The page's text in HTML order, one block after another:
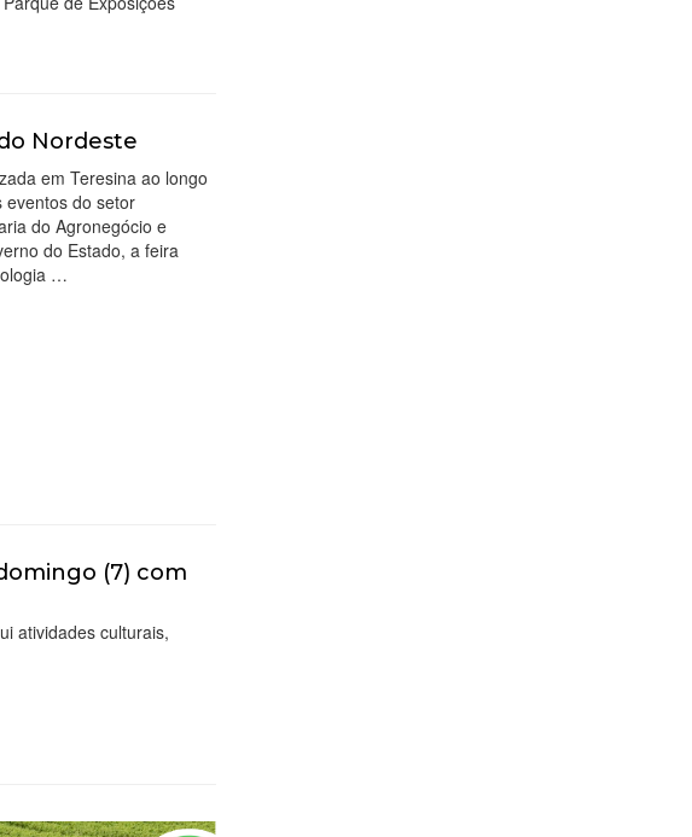
Nordeste
em Teresina ao longo
eventos do setor
do Agronegócio e
do Estado, a feira
…
(7) com
atividades culturais,